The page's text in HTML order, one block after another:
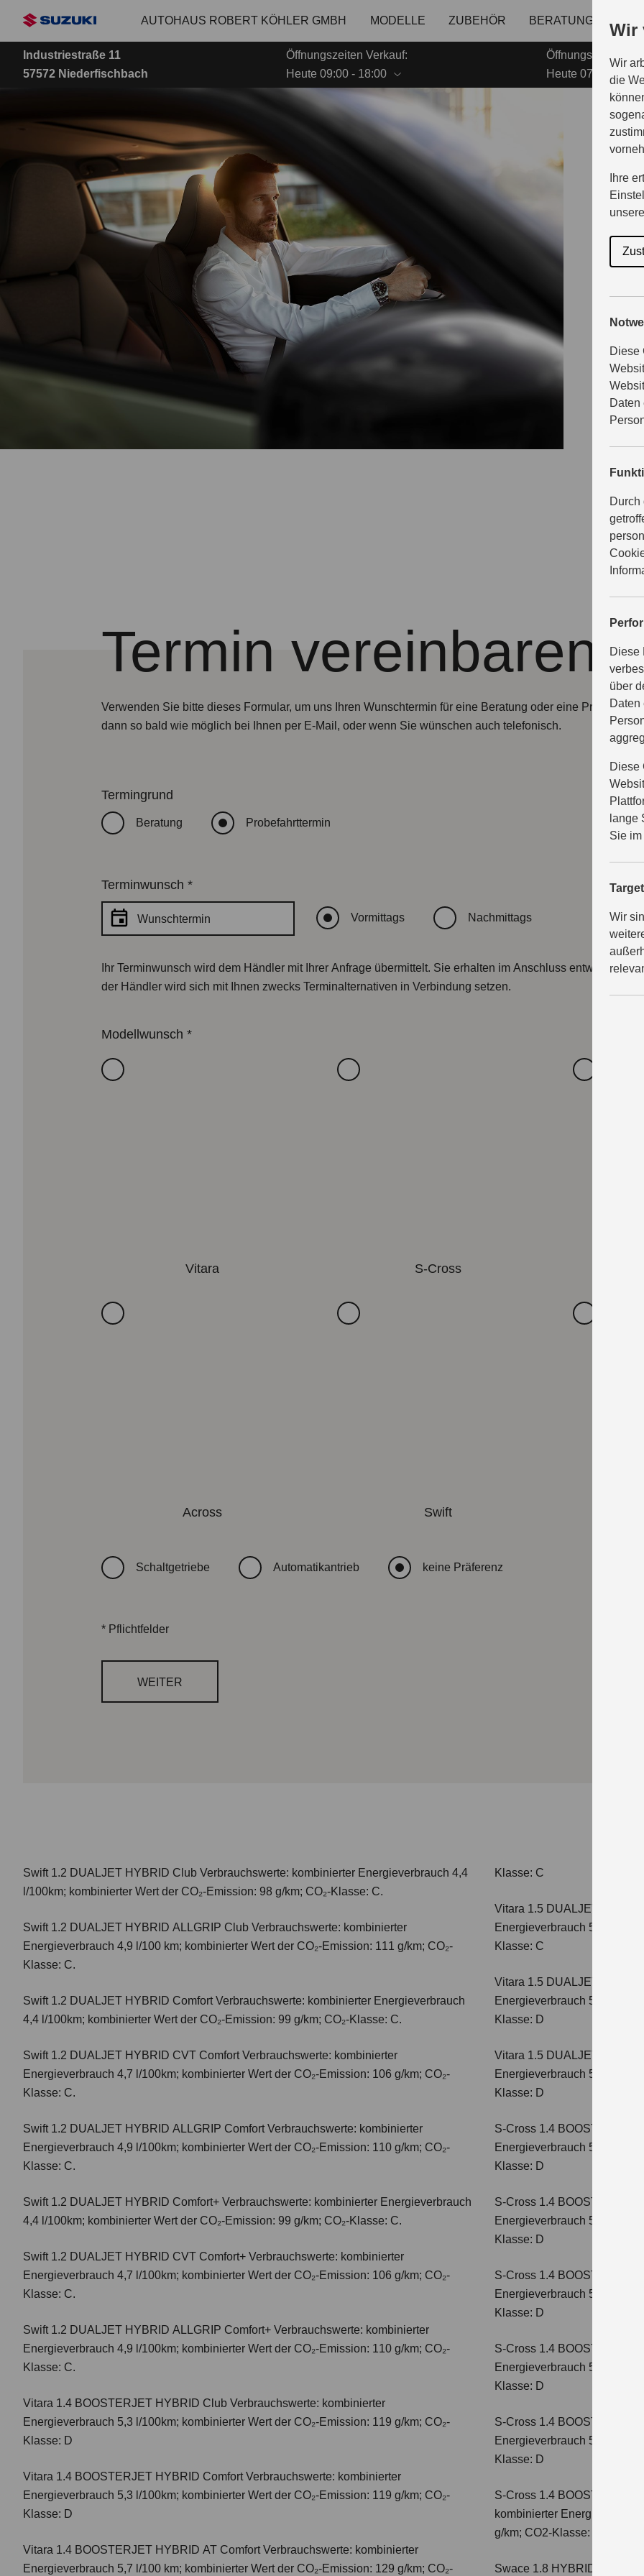
Wir
Wir
die
Ihre
Diese
Daten
Durch
Diese
über
Daten
Diese
lange
Sie
Wir
Hauptinhalt
AUTOHAUS ROBERT KÖHLER GMBH MODELLE ZUBEHÖR BERATUNG & KAUF
Industriestraße 11
57572 Niederfischbach
Öffnungszeiten Verkauf:
Heute 09:00 - 18:00
Öffnungszeiten
Heute 07:30 -
einfach
Termin vereinbaren
Verwenden Sie bitte dieses Formular, um uns Ihren Wunschtermin für eine Beratung oder eine Probefahrt
dann so bald wie möglich bei Ihnen per E-Mail, oder wenn Sie wünschen auch telefonisch.
Termingrund
Beratung Probefahrttermin
Terminwunsch*
Wunschtermin Vormittags Nachmittags
Ihr Terminwunsch wird dem Händler mit Ihrer Anfrage übermittelt. Sie erhalten im Anschluss entweder
der Händler wird sich mit Ihnen zwecks Terminalternativen in Verbindung setzen.
Modellwunsch*
Vitara S-Cross
Across Swift
Getriebeart
Schaltgetriebe Automatikantrieb keine Präferenz
* Pflichtfelder
WEITER
Swift 1.2 DUALJET HYBRID Club Verbrauchswerte: kombinierter Energieverbrauch 4,4
l/100km; kombinierter Wert der CO₂-Emission: 98 g/km; CO₂-Klasse: C.
Swift 1.2 DUALJET HYBRID ALLGRIP Club Verbrauchswerte: kombinierter
Energieverbrauch 4,9 l/100 km; kombinierter Wert der CO₂-Emission: 111 g/km; CO₂-
Klasse: C.
Swift 1.2 DUALJET HYBRID ComfortVerbrauchswerte: kombinierter Energieverbrauch
4,4 l/100km; kombinierter Wert der CO₂-Emission: 99 g/km; CO₂-Klasse: C.
Swift 1.2 DUALJET HYBRID CVT ComfortVerbrauchswerte: kombinierter
Energieverbrauch 4,7 l/100km; kombinierter Wert der CO₂-Emission: 106 g/km; CO₂-
Klasse: C.
Swift 1.2 DUALJET HYBRID ALLGRIP ComfortVerbrauchswerte: kombinierter
Energieverbrauch 4,9 l/100km; kombinierter Wert der CO₂-Emission: 110 g/km; CO₂-
Klasse: C.
Swift 1.2 DUALJET HYBRID Comfort+ Verbrauchswerte: kombinierter Energieverbrauch
4,4 l/100km; kombinierter Wert der CO₂-Emission: 99 g/km; CO₂-Klasse: C.
Swift 1.2 DUALJET HYBRID CVT Comfort+ Verbrauchswerte: kombinierter
Energieverbrauch 4,7 l/100km; kombinierter Wert der CO₂-Emission: 106 g/km; CO₂-
Klasse: C.
Swift 1.2 DUALJET HYBRID ALLGRIP Comfort+ Verbrauchswerte: kombinierter
Energieverbrauch 4,9 l/100km; kombinierter Wert der CO₂-Emission: 110 g/km; CO₂-
Klasse: C.
Vitara 1.4 BOOSTERJET HYBRID Club Verbrauchswerte: kombinierter
Energieverbrauch 5,3 l/100km; kombinierter Wert der CO₂-Emission: 119 g/km; CO₂-
Klasse: D
Vitara 1.4 BOOSTERJET HYBRID ComfortVerbrauchswerte: kombinierter
Energieverbrauch 5,3 l/100km; kombinierter Wert der CO₂-Emission: 119 g/km; CO₂-
Klasse: D
Vitara 1.4 BOOSTERJET HYBRID AT ComfortVerbrauchswerte: kombinierter
Energieverbrauch 5,7 l/100 km; kombinierter Wert der CO₂-Emission: 129 g/km; CO₂-
Klasse: C
Vitara 1.5 DUALJET
Energieverbrauch 5,0 l/
Klasse: C
Vitara 1.5 DUALJET
Energieverbrauch 5,6 l/
Klasse: D
Vitara 1.5 DUALJET
Energieverbrauch 5,6 l/
Klasse: D
S-Cross 1.4 BOOSTERJET
Energieverbrauch 5,4 l/100
Klasse: D
S-Cross 1.4 BOOSTERJET
Energieverbrauch 5,4 l/100
Klasse: D
S-Cross 1.4 BOOSTERJET
Energieverbrauch 5,8 l/100
Klasse: D
S-Cross 1.4 BOOSTERJET
Energieverbrauch 5,6 l/100
Klasse: D
S-Cross 1.4 BOOSTERJET
Energieverbrauch 5,7 l/100
Klasse: D
S-Cross 1.4 BOOSTERJET
kombinierter
g/km; CO2-Klasse: E
Swace 1.8 HYBRID CVT